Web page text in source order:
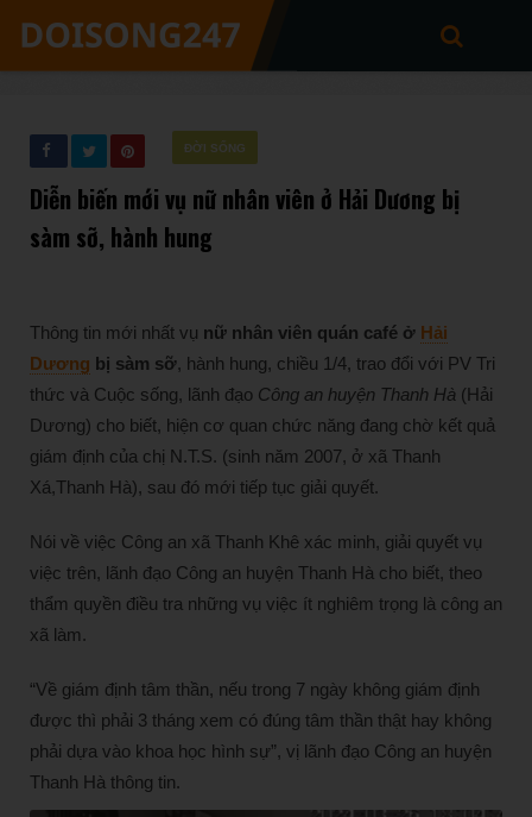
ĐỜI SỐNG
Diễn biến mới vụ nữ nhân viên ở Hải Dương bị
sàm sỡ, hành hung
Thông tin mới nhất vụ nữ nhân viên quán café ở Hải
Dương bị sàm sỡ, hành hung, chiều 1/4, trao đổi với PV Tri
thức và Cuộc sống, lãnh đạo Công an huyện Thanh Hà (Hải
Dương) cho biết, hiện cơ quan chức năng đang chờ kết quả
giám định của chị N.T.S. (sinh năm 2007, ở xã Thanh
Xá,Thanh Hà), sau đó mới tiếp tục giải quyết.
Nói về việc Công an xã Thanh Khê xác minh, giải quyết vụ
việc trên, lãnh đạo Công an huyện Thanh Hà cho biết, theo
thẩm quyền điều tra những vụ việc ít nghiêm trọng là công an
xã làm.
“Về giám định tâm thần, nếu trong 7 ngày không giám định
được thì phải 3 tháng xem có đúng tâm thần thật hay không
phải dựa vào khoa học hình sự”, vị lãnh đạo Công an huyện
Thanh Hà thông tin.